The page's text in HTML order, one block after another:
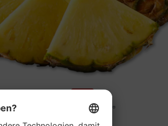
Ananas ohne Krone*